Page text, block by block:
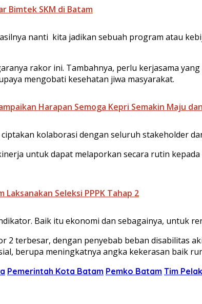
Bimtek SKM di Batam
nanti kita jadikan sebuah program atau
rakor ini. Tambahnya, perlu kerjasama
mengobati kesehatan jiwa masyarakat.
Harapan Semoga Kepri Semakin Maju
kolaborasi dengan seluruh stakeholder
untuk dapat melaporkan secara rutin
Seleksi PPPK Tahap 2
Baik itu ekonomi dan sebagainya, untuk
terbesar, dengan penyebab beban disabilitas
berupa meningkatnya angka kekerasan baik
Pemerintah Kota Batam Pemko Batam Tim